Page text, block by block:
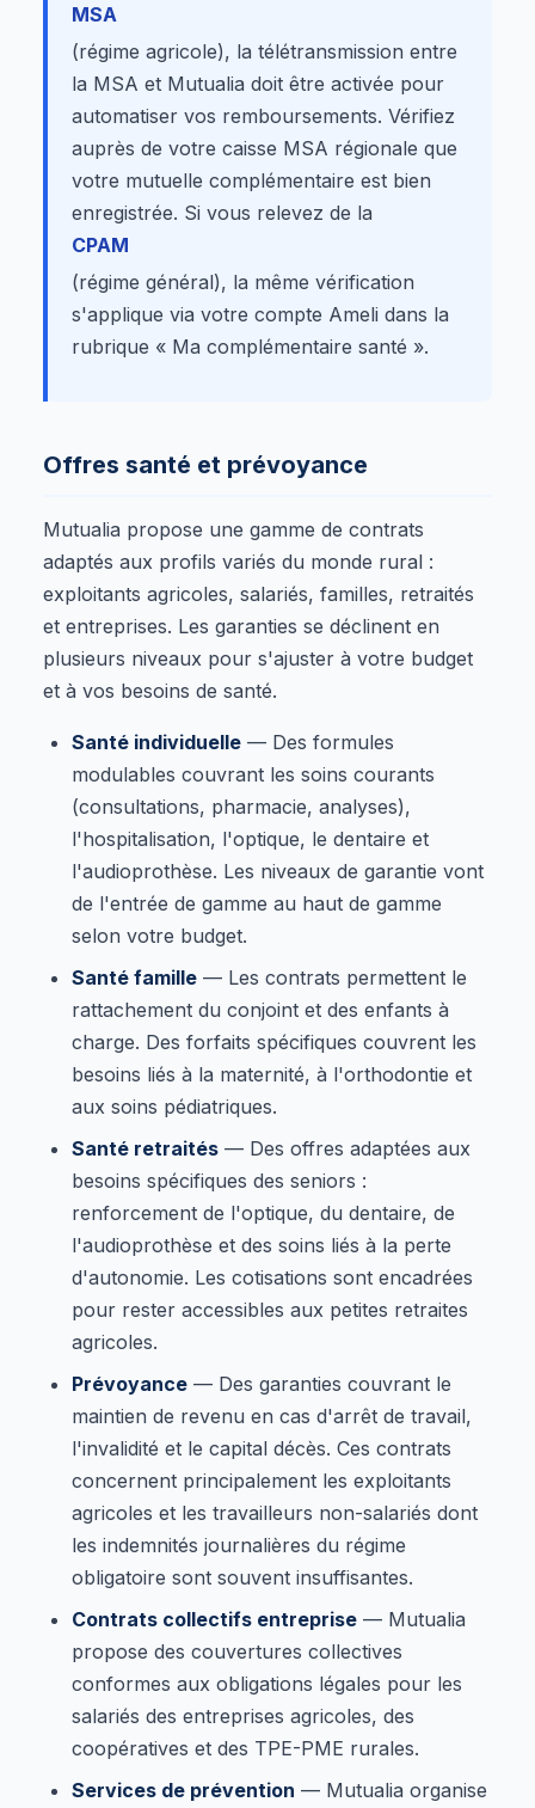
MSA
(régime agricole), la télétransmission entre
la MSA et Mutualia doit être activée pour
automatiser vos remboursements. Vérifiez
auprès de votre caisse MSA régionale que
votre mutuelle complémentaire est bien
enregistrée. Si vous relevez de la
CPAM
(régime général), la même vérification
s'applique via votre compte Ameli dans la
rubrique « Ma complémentaire santé ».
Offres santé et prévoyance
Mutualia propose une gamme de contrats
adaptés aux profils variés du monde rural :
exploitants agricoles, salariés, familles, retraités
et entreprises. Les garanties se déclinent en
plusieurs niveaux pour s'ajuster à votre budget
et à vos besoins de santé.
Santé individuelle — Des formules
modulables couvrant les soins courants
(consultations, pharmacie, analyses),
l'hospitalisation, l'optique, le dentaire et
l'audioprothèse. Les niveaux de garantie vont
de l'entrée de gamme au haut de gamme
selon votre budget.
Santé famille — Les contrats permettent le
rattachement du conjoint et des enfants à
charge. Des forfaits spécifiques couvrent les
besoins liés à la maternité, à l'orthodontie et
aux soins pédiatriques.
Santé retraités — Des offres adaptées aux
besoins spécifiques des seniors :
renforcement de l'optique, du dentaire, de
l'audioprothèse et des soins liés à la perte
d'autonomie. Les cotisations sont encadrées
pour rester accessibles aux petites retraites
agricoles.
Prévoyance — Des garanties couvrant le
maintien de revenu en cas d'arrêt de travail,
l'invalidité et le capital décès. Ces contrats
concernent principalement les exploitants
agricoles et les travailleurs non-salariés dont
les indemnités journalières du régime
obligatoire sont souvent insuffisantes.
Contrats collectifs entreprise — Mutualia
propose des couvertures collectives
conformes aux obligations légales pour les
salariés des entreprises agricoles, des
coopératives et des TPE-PME rurales.
Services de prévention — Mutualia organise